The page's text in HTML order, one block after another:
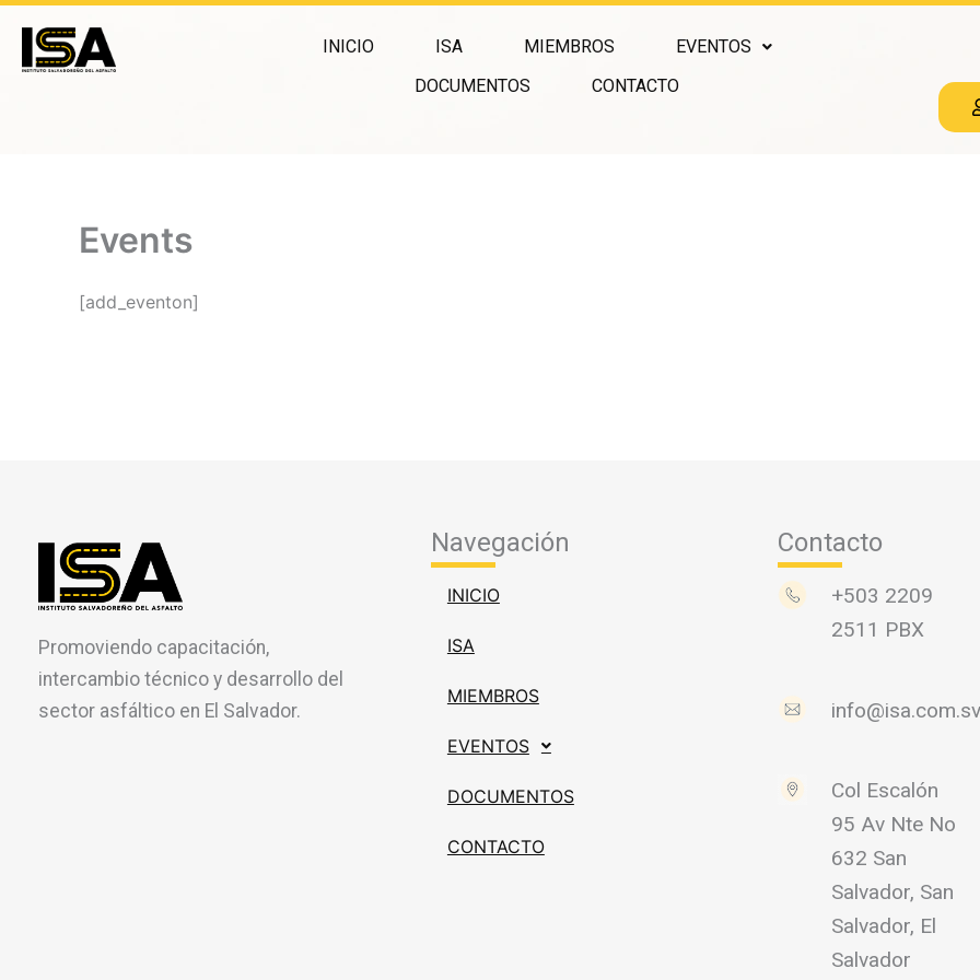
content
INICIO ISA MIEMBROS
EVENTOS
DOCUMENTOS
CONTACTO
Events
[add_eventon]
Promoviendo capacitación,
intercambio técnico y desarrollo del
sector asfáltico en El Salvador.
Navegación
INICIO
ISA
MIEMBROS
EVENTOS
DOCUMENTOS
CONTACTO
Contacto
+503 2209
2511 PBX
info@isa.com.sv
Col Escalón
95 Av Nte No
632 San
Salvador, San
Salvador, El
Salvador